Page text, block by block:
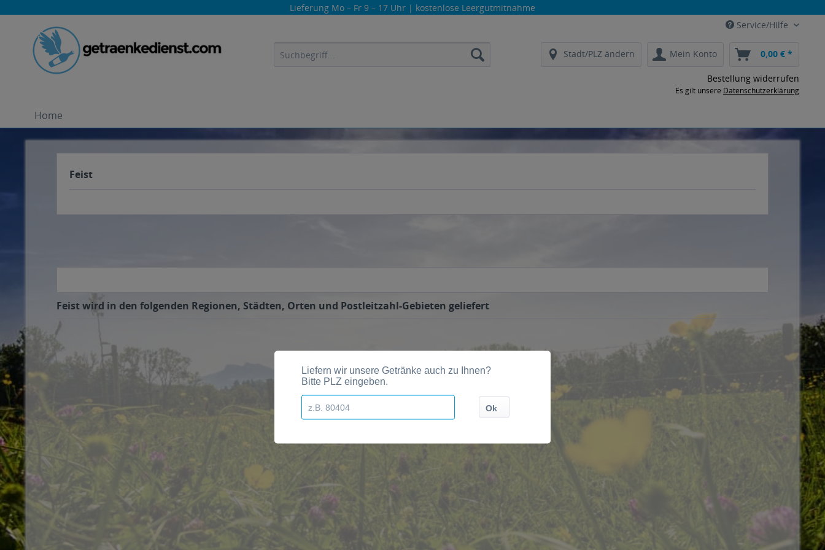
Lieferung Mo – Fr 9 – 17 Uhr | kostenlose Leergutmitnahme
Service/Hilfe
Stadt/PLZ ändern Mein Konto 0,00 € *
Bestellung widerrufen
Es gilt unsere Datenschutzerklärung
Home
Feist
Feist wird in den folgenden Regionen, Städten, Orten und Postleitzahl-Gebieten geliefert